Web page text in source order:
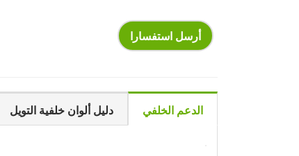
أرسل استفسارا
الدعم الخلفي دليل ألوان خلفية التويل